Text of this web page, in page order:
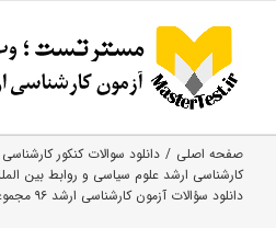
content
صفحه اصلی
دانلود سوالات کنکور
کارشناسی ارشد علوم سیاسی و روابط بین
دانلود